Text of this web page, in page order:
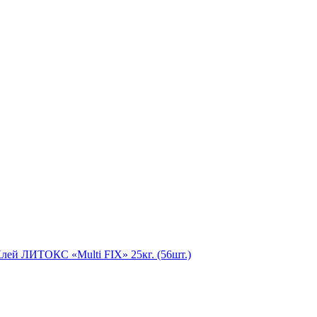
ЛИТОКС «Multi FIX» 25кг. (56шт.)